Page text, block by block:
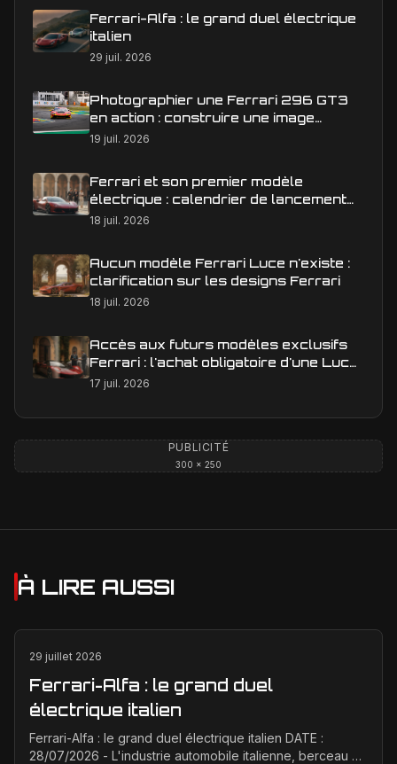
Ferrari-Alfa : le grand duel électrique
italien
29 juil. 2026
Photographier une Ferrari 296 GT3
en action : construire une image
éditoriale qui raconte la course
19 juil. 2026
Ferrari et son premier modèle
électrique : calendrier de lancement
en Europe
18 juil. 2026
Aucun modèle Ferrari Luce n'existe :
clarification sur les designs Ferrari
18 juil. 2026
Accès aux futurs modèles exclusifs
Ferrari : l'achat obligatoire d'une Luce
est-il une réalité ?
17 juil. 2026
PUBLICITÉ
300 × 250
À LIRE AUSSI
29 juillet 2026
Ferrari-Alfa : le grand duel
électrique italien
Ferrari-Alfa : le grand duel électrique italien DATE :
28/07/2026 - L'industrie automobile italienne, berceau de